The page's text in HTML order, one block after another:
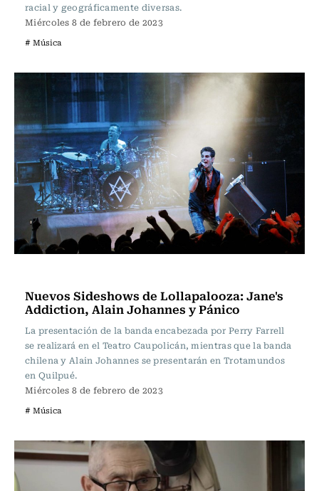
racial y geográficamente diversas.
Miércoles 8 de febrero de 2023
# Música
Nuevos Sideshows de Lollapalooza: Jane's
Addiction, Alain Johannes y Pánico
La presentación de la banda encabezada por Perry Farrell
se realizará en el Teatro Caupolicán, mientras que la banda
chilena y Alain Johannes se presentarán en Trotamundos
en Quilpué.
Miércoles 8 de febrero de 2023
# Música